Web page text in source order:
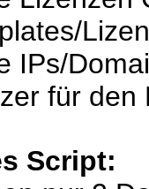
IPs/
für
Script: